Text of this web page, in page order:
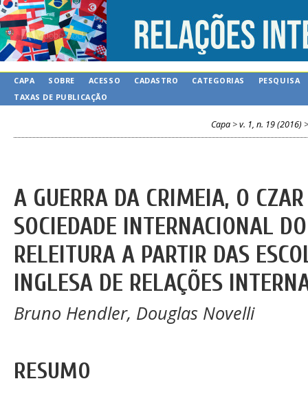
CAPA SOBRE ACESSO CADASTRO CATEGORIAS
PESQUISA
TAXAS DE PUBLICAÇÃO
Capa>v. 1, n. 19 (2016)
A GUERRA DA CRIMEIA, O
SOCIEDADE INTERNACIONAL
RELEITURA A PARTIR DAS
INGLESA DE RELAÇÕES
Bruno Hendler, Douglas Novelli
RESUMO